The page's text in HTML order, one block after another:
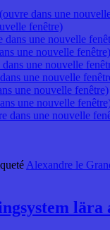
dans une
fenêtre)
dans une nouvelle
une nouvelle fenêtre)
une nouvelle
une nouvelle
une nouvelle fenêtre)
une nouvelle
dans une nouvelle
Alexandre le